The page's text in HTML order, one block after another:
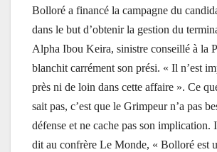
Bolloré a financé la campagne du
dans le but d’obtenir la gestion du
Alpha Ibou Keira, sinistre conseillé à la
blanchit carrément son prési. « Il n’est
près ni de loin dans cette affaire ». Ce
sait pas, c’est que le Grimpeur n’a pas
défense et ne cache pas son implication.
dit au confrère Le Monde, « Bolloré est